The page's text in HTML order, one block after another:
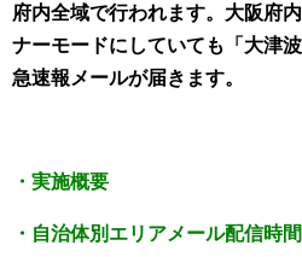
府内全域で行われます。大阪府
ナーモードにしていても「大津
急速報メールが届きます。
・実施概要
・自治体別エリアメール配信時間